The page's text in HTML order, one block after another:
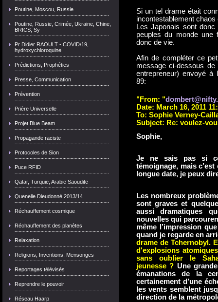
Poutine, Moscou, Russie
Poutine, Russie, Crimée, Ukraine, Chine,
BRICS; Sy
Pr Didier RAOULT - COVID/19,
hydroxychloroquine
Prédictions, Prophéties
Presse, Communication
Prévention
Prière Universelle
Projet Blue Beam
Propagande raciste
Protocoles de Sion
Puce RFID
Qatar, Turquie, Arabie Saoudite
Quenelle Dieudonné 2013/14
Réchauffement cosmique
Réchauffement des planètes
Relaxation
Religions, Inventions, Mensonges
Reportages télévisés
Reprendre le pouvoir
Réseau Haarp
Si un tel drame était
incontestablement chaos
Les Japonais sont
peuples du monde une
donc de vie.
Afin de compléter ce
message ci-dessous
entrepreneur) envoyé à
89:
"From: "
Date: March 16, 2011
To: Sophie Verney-
Subject: Re: voulez-
Sophie,
Je ne sais pas si
témoignage, mais
longue date, je peux
Les nombreux
sont graves et
aussi dramatiques
nouvelles qui
même l’impression
quand je regarde en
drame de Tchernobyl.
d'explosions
sans oublier le
jeunesse? Une
émanations de la
certainement d’une
les vents semblent
direction de la